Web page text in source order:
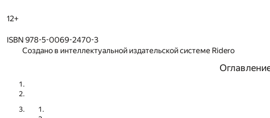
12+
ISBN 978-5-0069-2470-3
Создано в интеллектуальной издательской системе Ridero